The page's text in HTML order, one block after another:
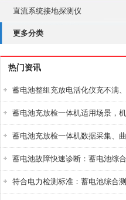
直流系统接地探测仪
更多分类
热门资讯